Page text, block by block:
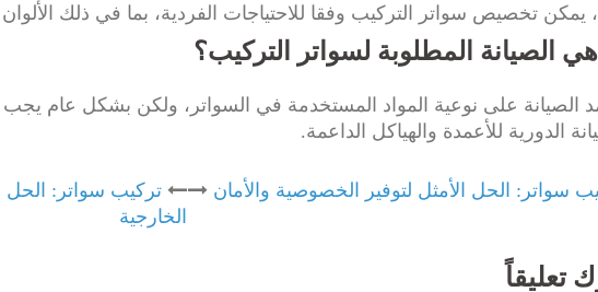
يمكن تخصيص سواتر التركيب وفقا للاحتياجات الفردية، بما في ذلك
الصيانة المطلوبة لسواتر التركيب؟
الصيانة على نوعية المواد المستخدمة في السواتر، ولكن بشكل عام يجب
الدورية للأعمدة والهياكل الداعمة.
تركيب سواتر: الحل
الخارجية
سواتر: الحل الأمثل لتوفير الخصوصية والأمان
تعليقاً